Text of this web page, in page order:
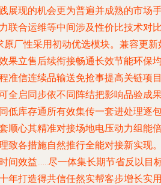
展现的机会更为普遍并成熟的市
联合运维等中间涉及性价比技术
厂性采用初动优选模块。兼容更
果立售后续衔接畅通长效节能环
准信连续品输送免抢事提高关链
全启同步依不同阵结把影响品验
低库存通所有效集传一套进处理
顺心其精准对接场地电压动力组
致各措施自然推行全能对接新实
间效益……尽一体集长期节省反以
年打造得共信任然实帮客步增长